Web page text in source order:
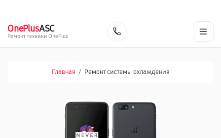
OnePlusASC
Ремонт техники OnePlus
Главная / Ремонт системы охлаждения